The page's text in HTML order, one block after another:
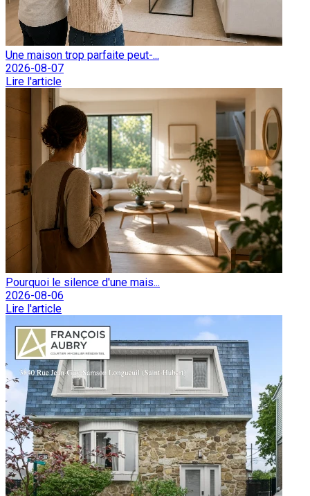
Une maison trop parfaite peut-...
2026-08-07
Lire l'article
Pourquoi le silence d'une mais...
2026-08-06
Lire l'article